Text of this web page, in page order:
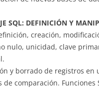
SQL: DEFINICIÓN Y
creación,
nulo, unicidad, clave
y borrado de registros en
comparación. Funciones